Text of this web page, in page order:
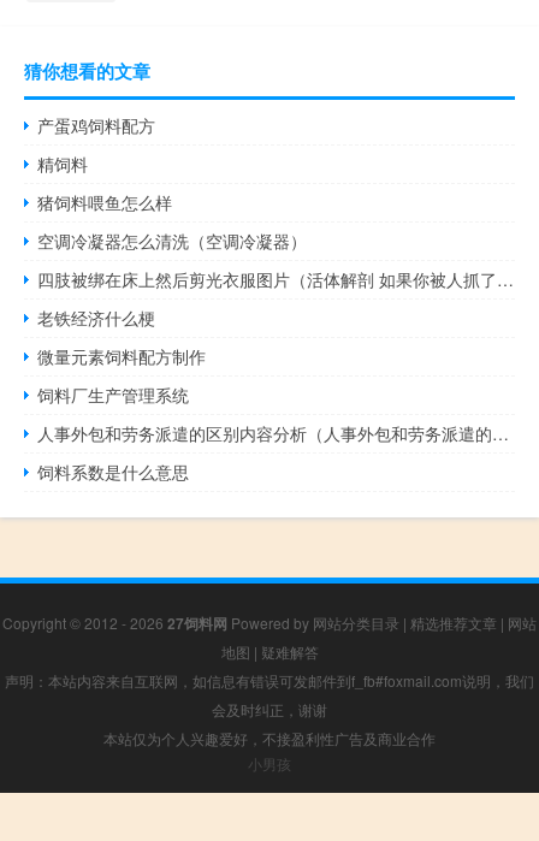
猜你想看的文章
产蛋鸡饲料配方
精饲料
猪饲料喂鱼怎么样
空调冷凝器怎么清洗（空调冷凝器）
四肢被绑在床上然后剪光衣服图片（活体解剖 如果你被人抓了放在一张桌子上 四肢被绑在桌子上 然后被）
老铁经济什么梗
微量元素饲料配方制作
饲料厂生产管理系统
人事外包和劳务派遣的区别内容分析（人事外包和劳务派遣的区别）
饲料系数是什么意思
Copyright © 2012 - 2026 27饲料网 Powered by 网站分类目录 | 精选推荐文章 | 网站
地图 | 疑难解答
声明：本站内容来自互联网，如信息有错误可发邮件到f_fb#foxmail.com说明，我们
会及时纠正，谢谢
本站仅为个人兴趣爱好，不接盈利性广告及商业合作
小男孩